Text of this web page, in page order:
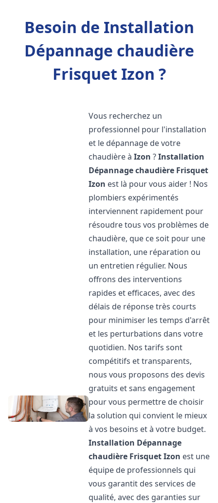
Besoin de Installation
Dépannage chaudière
Frisquet Izon ?
Vous recherchez un
professionnel pour l'installation
et le dépannage de votre
chaudière àIzon ?Installation
Dépannage chaudière Frisquet
Izon est là pour vous aider ! Nos
plombiers expérimentés
interviennent rapidement pour
résoudre tous vos problèmes de
chaudière, que ce soit pour une
installation, une réparation ou
un entretien régulier. Nous
offrons des interventions
rapides et efficaces, avec des
délais de réponse très courts
pour minimiser les temps d'arrêt
et les perturbations dans votre
quotidien. Nos tarifs sont
compétitifs et transparents,
nous vous proposons des devis
gratuits et sans engagement
pour vous permettre de choisir
la solution qui convient le mieux
à vos besoins et à votre budget.
Installation Dépannage
chaudière FrisquetIzon est une
équipe de professionnels qui
vous garantit des services de
qualité, avec des garanties sur